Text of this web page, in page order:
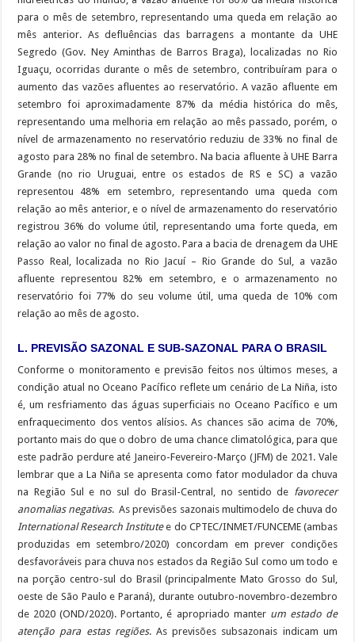
para o mês de setembro, representando uma queda em relação ao
mês anterior. As defluências das barragens a montante da UHE
Segredo (Gov. Ney Aminthas de Barros Braga), localizadas no Rio
Iguaçu, ocorridas durante o mês de setembro, contribuíram para o
aumento das vazões afluentes ao reservatório. A vazão afluente em
setembro foi aproximadamente 87% da média histórica do mês,
representando uma melhoria em relação ao mês passado, porém, o
nível de armazenamento no reservatório reduziu de 33% no final de
agosto para 28% no final de setembro. Na bacia afluente à UHE Barra
Grande (no rio Uruguai, entre os estados de RS e SC) a vazão
representou 48% em setembro, representando uma queda com
relação ao mês anterior, e o nível de armazenamento do reservatório
registrou 36% do volume útil, representando uma forte queda, em
relação ao valor no final de agosto. Para a bacia de drenagem da UHE
Passo Real, localizada no Rio Jacuí – Rio Grande do Sul, a vazão
afluente representou 82% em setembro, e o armazenamento no
reservatório foi 77% do seu volume útil, uma queda de 10% com
relação ao mês de agosto.
L. PREVISÃO SAZONAL E SUB-SAZONAL PARA O BRASIL
Conforme o monitoramento e previsão feitos nos últimos meses, a
condição atual no Oceano Pacífico reflete um cenário de La Niña, isto
é, um resfriamento das águas superficiais no Oceano Pacífico e um
enfraquecimento dos ventos alísios. As chances são acima de 70%,
portanto mais do que o dobro de uma chance climatológica, para que
este padrão perdure até Janeiro-Fevereiro-Março (JFM) de 2021. Vale
lembrar que a La Niña se apresenta como fator modulador da chuva
na Região Sul e no sul do Brasil-Central, no sentido de favorecer
anomalias negativas. As previsões sazonais multimodelo de chuva do
International Research Institutee do CPTEC/INMET/FUNCEME (ambas
produzidas em setembro/2020) concordam em prever condições
desfavoráveis para chuva nos estados da Região Sul como um todo e
na porção centro-sul do Brasil (principalmente Mato Grosso do Sul,
oeste de São Paulo e Paraná), durante outubro-novembro-dezembro
de 2020 (OND/2020). Portanto, é apropriado manter um estado de
atenção para estas regiões. As previsões subsazonais indicam um